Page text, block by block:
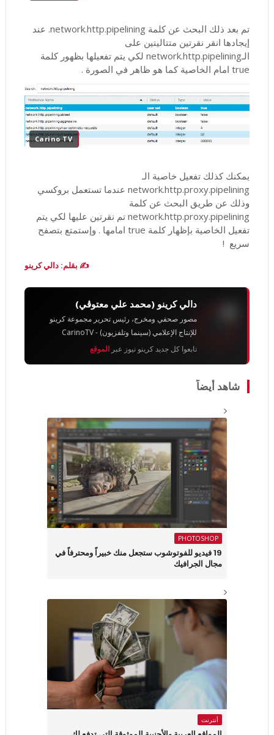
تم بعد ذلك البحث عن كلمة network.http.pipelining. عند
إيجادها انقر نقرتين متتاليتين على
الـnetwork.http.pipelining لكي يتم تفعيلها بظهور كلمة
true امام الخاصية كما هو ظاهر في الصورة .
Carino TV
يمكنك كذلك تفعيل خاصية الـ
network.http.proxy.pipelining عندما تستعمل بروكسي
وذلك عن طريق البحث عن كلمة
network.http.proxy.pipelining تم نقرتين عليها لكي يتم
تفعيل الخاصية بإظهار كلمة true امامها . وإستمتع بتصفح
سريع !
✍️ بقلم: دالي كرينو
دالي كرينو (محمد علي معتوڨي)
مصور صحفي ومخرج، رئيس تحرير مجموعة كرينو
للإنتاج الإعلامي (سينما وتلفزيون) - CarinoTV
تابعوا كل جديد كرينو نيوز عبر الموقع
شاهد أيضاً
PHOTOSHOP
19 فيديو للفوتوشوب ستجعل منك خبيراً ومحترفاً في
مجال الجرافيك
أنترنت